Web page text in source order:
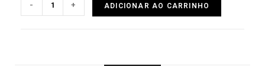
- + ADICIONAR AO CARRINHO